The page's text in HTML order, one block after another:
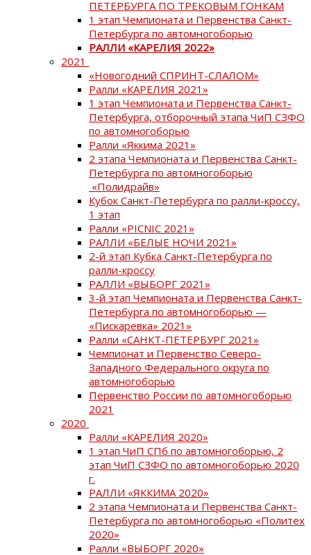
ПЕТЕРБУРГА ПО ТРЕКОВЫМ ГОНКАМ
1 этап Чемпионата и Первенства Санкт-
Петербурга по автомногоборью
РАЛЛИ «КАРЕЛИЯ 2022»
2021
«Новогодний СПРИНТ-СЛАЛОМ»
Ралли «КАРЕЛИЯ 2021»
1 этап Чемпионата и Первенства Санкт-
Петербурга, отборочный этапа ЧиП СЗФО
по автомногоборью
Ралли «Яккима 2021»
2 этапа Чемпионата и Первенства Санкт-
Петербурга по автомногоборью
«Полидрайв»
Кубок Санкт-Петербурга по ралли-кроссу,
1 этап
Ралли «PICNIC 2021»
РАЛЛИ «БЕЛЫЕ НОЧИ 2021»
2-й этап Кубка Санкт-Петербурга по
ралли-кроссу
РАЛЛИ «ВЫБОРГ 2021»
3-й этап Чемпионата и Первенства Санкт-
Петербурга по автомногоборью —
«Пискаревка» 2021»
Ралли «САНКТ-ПЕТЕРБУРГ 2021»
Чемпионат и Первенство Северо-
Западного Федерального округа по
автомногоборью
Первенство России по автомногоборью
2021
2020
Ралли «КАРЕЛИЯ 2020»
1 этап ЧиП СПб по автомногоборью, 2
этап ЧиП СЗФО по автомногоборью 2020
г.
РАЛЛИ «ЯККИМА 2020»
2 этапа Чемпионата и Первенства Санкт-
Петербурга по автомногоборью «Политех
2020»
Ралли «ВЫБОРГ 2020»